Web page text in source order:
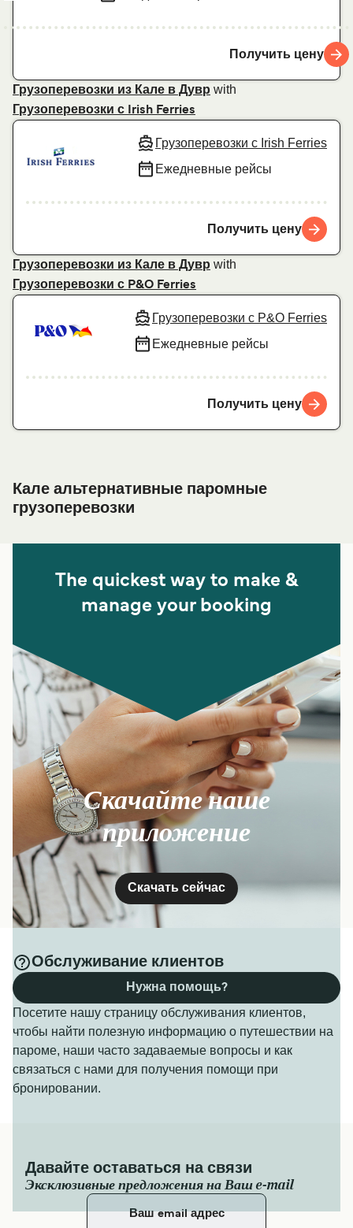
Получить цену
Грузоперевозки из Кале в Дувр with
Грузоперевозки с Irish Ferries
Грузоперевозки с Irish Ferries
Ежедневные рейсы
Получить цену
Грузоперевозки из Кале в Дувр with
Грузоперевозки с P&O Ferries
Грузоперевозки с P&O Ferries
Ежедневные рейсы
Получить цену
Кале альтернативные паромные
грузоперевозки
The quickest way to make &
manage your booking
Скачайте наше
приложение
Скачать сейчас
Обслуживание клиентов
Посетите нашу страницу обслуживания клиентов,
чтобы найти полезную информацию о путешествии на
пароме, наши часто задаваемые вопросы и как
связаться с нами для получения помощи при
бронировании.
Нужна помощь?
Давайте оставаться на связи
Эксклюзивные предложения на Ваш e-mail